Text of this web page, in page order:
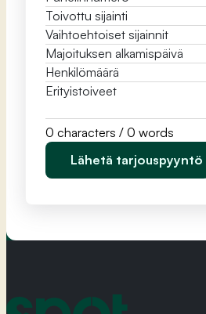
0 characters / 0 words
Lähetä tarjouspyyntö